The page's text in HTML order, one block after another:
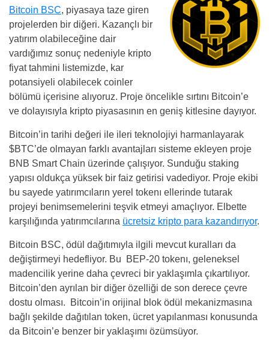
Bitcoin BSC, piyasaya taze giren
projelerden bir diğeri. Kazançlı bir
yatırım olabileceğine dair
vardığımız sonuç nedeniyle kripto
fiyat tahmini listemizde, kar
potansiyeli olabilecek coinler
bölümü içerisine alıyoruz. Proje öncelikle sırtını Bitcoin’e
ve dolayısıyla kripto piyasasının en geniş kitlesine dayıyor.
Bitcoin’in tarihi değeri ile ileri teknolojiyi harmanlayarak
$BTC’de olmayan farklı avantajları sisteme ekleyen proje
BNB Smart Chain üzerinde çalışıyor. Sunduğu staking
yapısı oldukça yüksek bir faiz getirisi vadediyor. Proje ekibi
bu sayede yatırımcıların yerel tokenı ellerinde tutarak
projeyi benimsemelerini teşvik etmeyi amaçlıyor. Elbette
karşılığında yatırımcılarına ücretsiz kripto para kazandırıyor.
Bitcoin BSC, ödül dağıtımıyla ilgili mevcut kuralları da
değiştirmeyi hedefliyor. Bu BEP-20 tokenı, geleneksel
madencilik yerine daha çevreci bir yaklaşımla çıkartılıyor.
Bitcoin’den ayrılan bir diğer özelliği de son derece çevre
dostu olması. Bitcoin’in orijinal blok ödül mekanizmasına
bağlı şekilde dağıtılan token, ücret yapılanması konusunda
da Bitcoin’e benzer bir yaklaşımı özümsüyor.